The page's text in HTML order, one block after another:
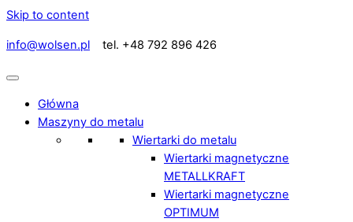
Skip to content
info@wolsen.pl tel. +48 792 896 426
Główna
Maszyny do metalu
Wiertarki do metalu
Wiertarki magnetyczne
METALLKRAFT
Wiertarki magnetyczne
OPTIMUM